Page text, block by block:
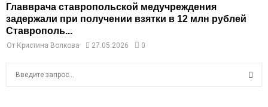
Главврача ставропольской медучреждения
задержали при получении взятки в 12 млн рублей
Ставрополь...
От Кристина Волкова 27.05.2026 0